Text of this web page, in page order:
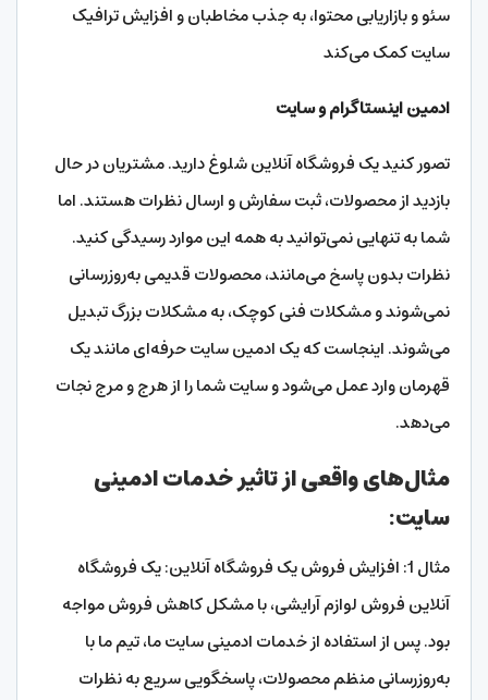
سئو و بازاریابی محتوا، به جذب مخاطبان و افزایش ترافیک
سایت کمک می‌کند
ادمین اینستاگرام و سایت
تصور کنید یک فروشگاه آنلاین شلوغ دارید. مشتریان در حال
بازدید از محصولات، ثبت سفارش و ارسال نظرات هستند. اما
شما به تنهایی نمی‌توانید به همه این موارد رسیدگی کنید.
نظرات بدون پاسخ می‌مانند، محصولات قدیمی به‌روزرسانی
نمی‌شوند و مشکلات فنی کوچک، به مشکلات بزرگ تبدیل
می‌شوند. اینجاست که یک ادمین سایت حرفه‌ای مانند یک
قهرمان وارد عمل می‌شود و سایت شما را از هرج و مرج نجات
می‌دهد.
مثال‌های واقعی از تاثیر خدمات ادمینی
سایت:
مثال 1: افزایش فروش یک فروشگاه آنلاین: یک فروشگاه
آنلاین فروش لوازم آرایشی، با مشکل کاهش فروش مواجه
بود. پس از استفاده از خدمات ادمینی سایت ما، تیم ما با
به‌روزرسانی منظم محصولات، پاسخگویی سریع به نظرات